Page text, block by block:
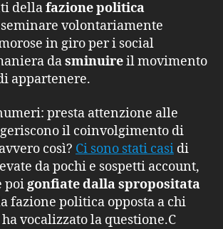
dellafazione politica
seminare volontariamente
in giro per i social
dasminuireil movimento
appartenere.
presta attenzione alle
il coinvolgimento di
così? Ci sono stati casi di
da pochi e sospetti account,
poigonfiate dalla spropositata
fazione politica opposta a chi
vocalizzato la questione.C